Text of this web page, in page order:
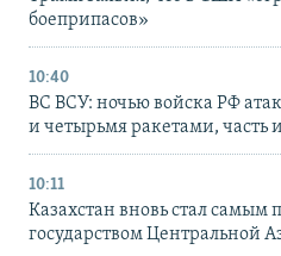
боеприпасов»
10:40
ВС ВСУ: ночью войска РФ
и четырьмя ракетами, часть
10:11
Казахстан вновь стал
государством Центральной